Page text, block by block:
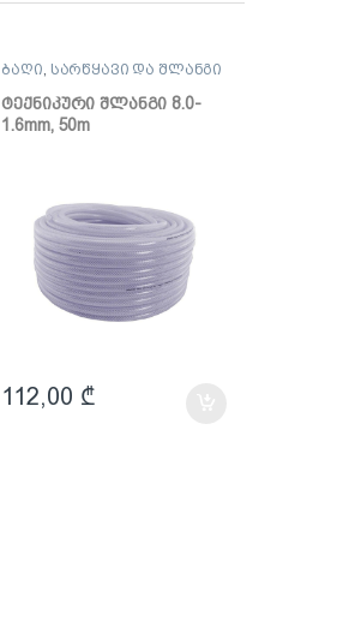
ბაღი, სარწყავი და შლანგი
ტექნიკური შლანგი 8.0-
1.6mm, 50m
112,00 ₾